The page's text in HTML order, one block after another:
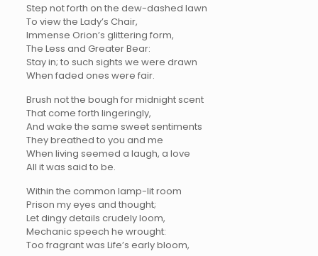
Step not forth on the dew-dashed lawn
To view the Lady’s Chair,
Immense Orion’s glittering form,
The Less and Greater Bear:
Stay in; to such sights we were drawn
When faded ones were fair.
Brush not the bough for midnight scent
That come forth lingeringly,
And wake the same sweet sentiments
They breathed to you and me
When living seemed a laugh, a love
All it was said to be.
Within the common lamp-lit room
Prison my eyes and thought;
Let dingy details crudely loom,
Mechanic speech he wrought:
Too fragrant was Life’s early bloom,